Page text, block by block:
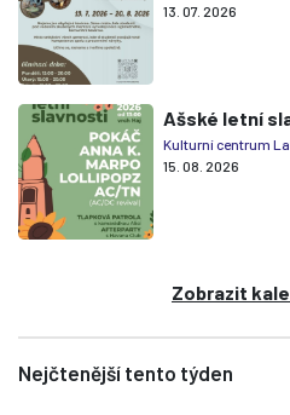
13. 07. 2026
Ašské letní
Kulturní centrum
15. 08. 2026
Zobrazit
Nejčtenější tento týden